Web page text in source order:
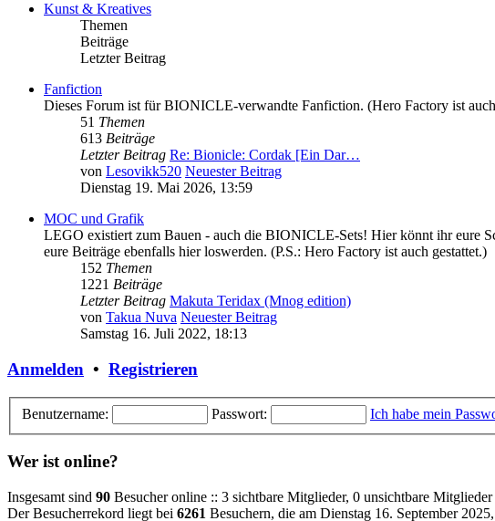
Kunst & Kreatives
Themen
Beiträge
Letzter Beitrag
Fanfiction
Dieses Forum ist für BIONICLE-verwandte Fanfiction. (Hero Factory ist
51 Themen
613 Beiträge
Letzter Beitrag Re: Bionicle: Cordak [Ein Dar…
von Lesovikk520 Neuester Beitrag
Dienstag 19. Mai 2026, 13:59
MOC und Grafik
LEGO existiert zum Bauen - auch die BIONICLE-Sets! Hier könnt ihr eure
eure Beiträge ebenfalls hier loswerden. (P.S.: Hero Factory ist auch gestattet.)
152 Themen
1221 Beiträge
Letzter Beitrag Makuta Teridax (Mnog edition)
von Takua Nuva Neuester Beitrag
Samstag 16. Juli 2022, 18:13
Anmelden • Registrieren
Benutzername: Passwort: Ich habe mein
Wer ist online?
Insgesamt sind 90 Besucher online :: 3 sichtbare Mitglieder, 0 unsichtbare
Der Besucherrekord liegt bei 6261 Besuchern, die am Dienstag 16. September